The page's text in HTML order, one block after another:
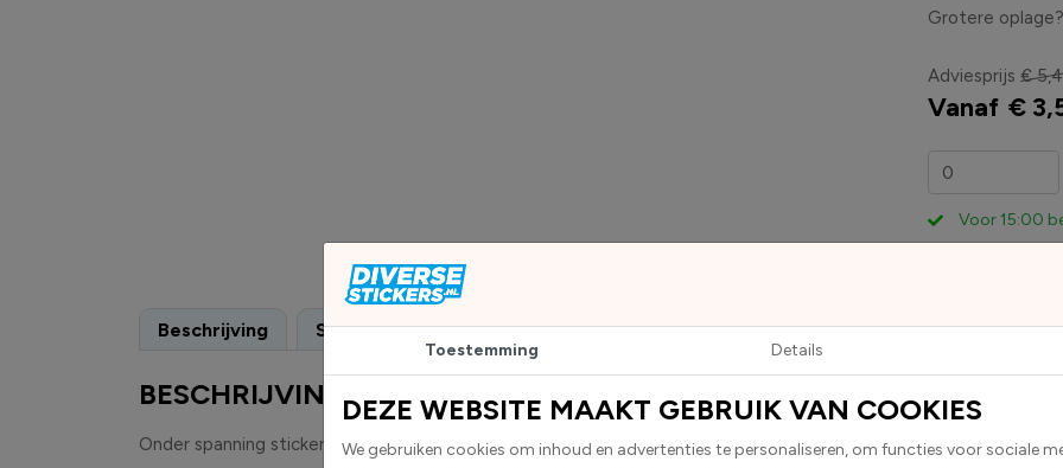
Grotere oplage?
Adviesprijs €
Vanaf €
Voor 15:00
Beschrijving Specificaties
BESCHRIJVING
Onder spanning stickers worden geleverd als rechthoekige stickers.Deze worden standaard geleverd in geel
Toestemming Details
DEZE WEBSITE MAAKT GEBRUIK VAN COOKIES
We gebruiken cookies om inhoud en advertenties te personaliseren, om functies voor sociale